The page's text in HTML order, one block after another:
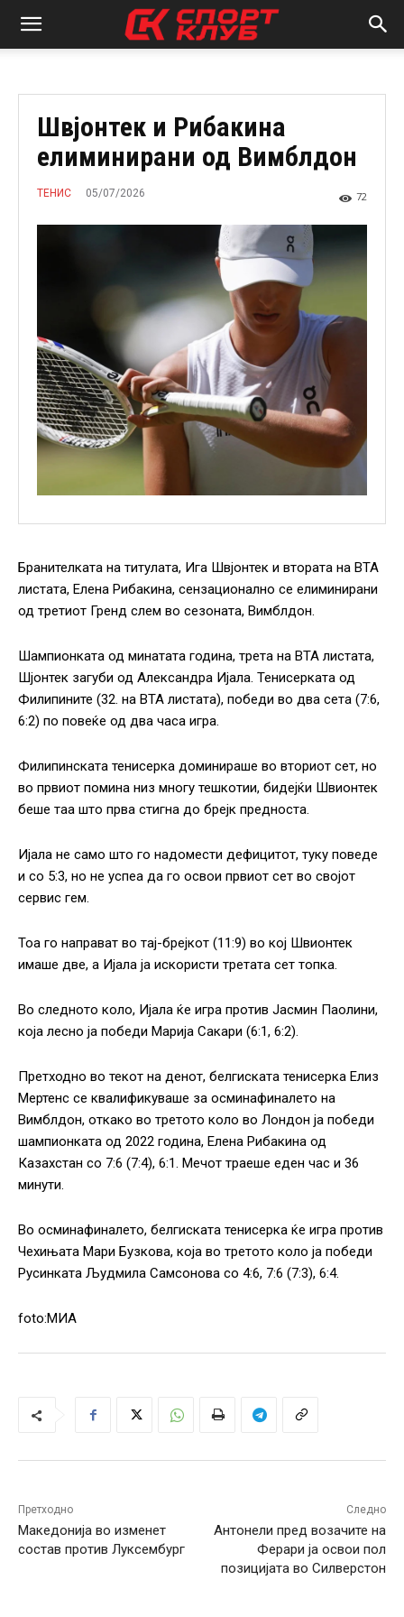
Швјонтек и Рибакина
елиминирани од Вимблдон
ТЕНИС 05/07/2026 72
Бранителката на титулата, Ига Швјонтек и втората на ВТА
листата, Елена Рибакина, сензационално се елиминирани
од третиот Гренд слем во сезоната, Вимблдон.
Шампионката од минатата година, трета на ВТА листата,
Шјонтек загуби од Александра Ијала. Тенисерката од
Филипините (32. на ВТА листата), победи во два сета (7:6,
6:2) по повеќе од два часа игра.
Филипинската тенисерка доминираше во вториот сет, но
во првиот помина низ многу тешкотии, бидејќи Швионтек
беше таа што прва стигна до брејк предноста.
Ијала не само што го надомести дефицитот, туку поведе
и со 5:3, но не успеа да го освои првиот сет во својот
сервис гем.
Тоа го направат во тај-брејкот (11:9) во кој Швионтек
имаше две, а Ијала ја искористи третата сет топка.
Во следното коло, Ијала ќе игра против Јасмин Паолини,
која лесно ја победи Марија Сакари (6:1, 6:2).
Претходно во текот на денот, белгиската тенисерка Елиз
Мертенс се квалификуваше за осминафиналето на
Вимблдон, откако во третото коло во Лондон ја победи
шампионката од 2022 година, Елена Рибакина од
Казахстан со 7:6 (7:4), 6:1. Мечот траеше еден час и 36
минути.
Во осминафиналето, белгиската тенисерка ќе игра против
Чехињата Мари Бузкова, која во третото коло ја победи
Русинката Људмила Самсонова со 4:6, 7:6 (7:3), 6:4.
foto:МИА
Претходно
Македонија во изменет
состав против Луксембург
Следно
Антонели пред возачите на
Ферари ја освои пол
позицијата во Силверстон